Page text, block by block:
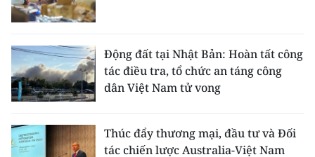
Động đất tại Nhật Bản: Hoàn tất công
tác điều tra, tổ chức an táng công
dân Việt Nam tử vong
Thúc đẩy thương mại, đầu tư và Đối
tác chiến lược Australia-Việt Nam